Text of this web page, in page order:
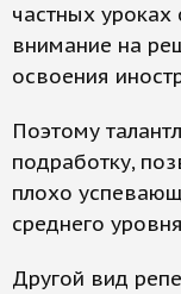
частных уроках
внимание на
освоения
Поэтому
подработку,
плохо
среднего
Другой вид